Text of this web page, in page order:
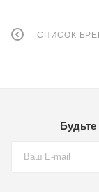
СПИСОК